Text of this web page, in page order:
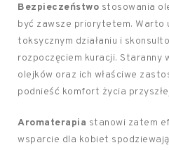
Bezpieczeństwo stosowania
być zawsze priorytetem. Warto
toksycznym działaniu i
rozpoczęciem kuracji. Staranny
olejków oraz ich właściwe
podnieść komfort życia
Aromaterapia stanowi zatem
wsparcie dla kobiet